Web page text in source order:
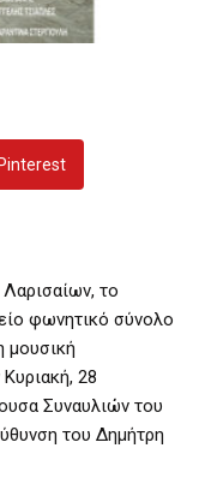
Pinterest
το
φωνητικό σύνολο
μουσική
Κυριακή, 28
Συναυλιών του
του Δημήτρη